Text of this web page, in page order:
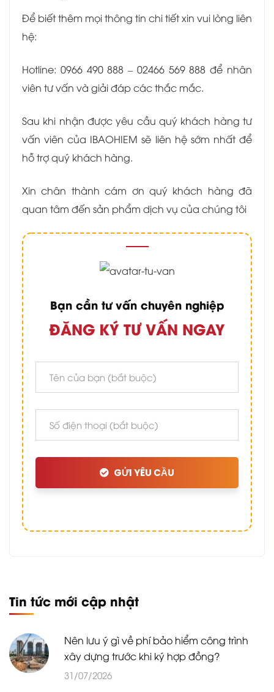
Để biết thêm mọi thông tin chi tiết xin vui lòng liên
hệ:
Hotline: 0966 490 888 – 02466 569 888 để nhân
viên tư vấn và giải đáp các thắc mắc.
Sau khi nhận được yêu cầu quý khách hàng tư
vấn viên của IBAOHIEM sẽ liên hệ sớm nhất để
hỗ trợ quý khách hàng.
Xin chân thành cám ơn quý khách hàng đã
quan tâm đến sản phẩm dịch vụ của chúng tôi
Bạn cần tư vấn chuyên nghiệp
ĐĂNG KÝ TƯ VẤN NGAY
GỬI YÊU CẦU
Tin tức mới cập nhật
Nên lưu ý gì về phí bảo hiểm công trình
xây dựng trước khi ký hợp đồng?
31/07/2026